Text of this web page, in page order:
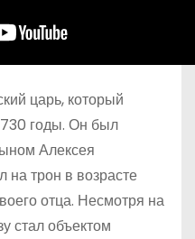
царь, который
годы. Он был
Алексея
на трон в возрасте
отца. Несмотря на
стал объектом